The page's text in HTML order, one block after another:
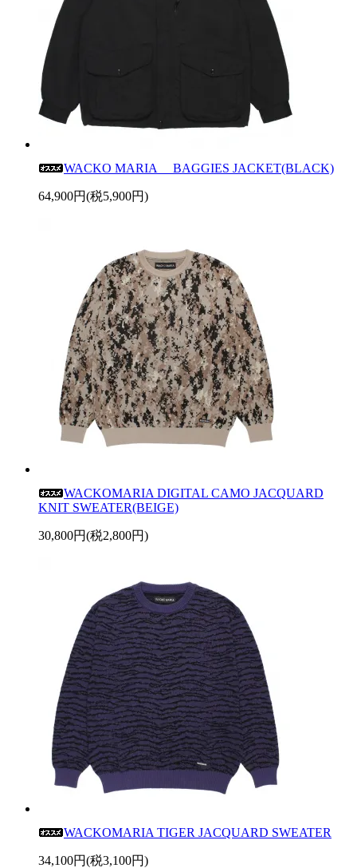
WACKO MARIA BAGGIES JACKET(BLACK)
64,900円(税5,900円)
WACKOMARIA DIGITAL CAMO JACQUARD
KNIT SWEATER(BEIGE)
30,800円(税2,800円)
WACKOMARIA TIGER JACQUARD SWEATER
34,100円(税3,100円)